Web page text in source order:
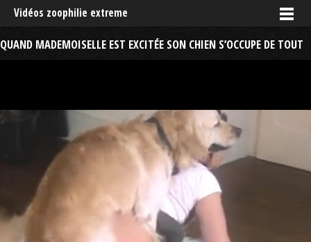
Vidéos zoophilie extreme
QUAND MADEMOISELLE EST EXCITÉE SON CHIEN S’OCCUPE DE TOUT